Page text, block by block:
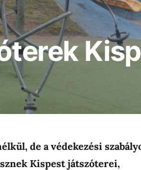
de a védekezési
Kispest játszóterei,